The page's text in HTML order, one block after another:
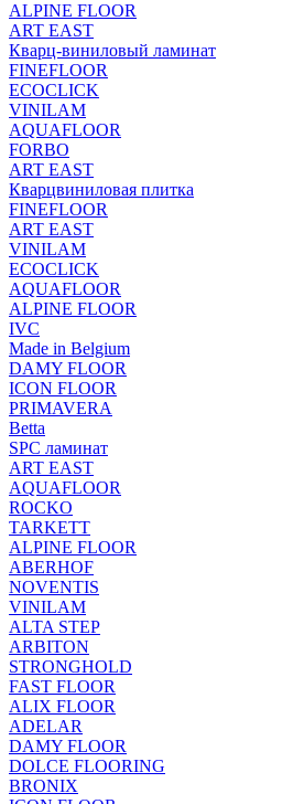
ALPINE FLOOR
ART EAST
Кварц-виниловый ламинат
FINEFLOOR
ECOCLICK
VINILAM
AQUAFLOOR
FORBO
ART EAST
Кварцвиниловая плитка
FINEFLOOR
ART EAST
VINILAM
ECOCLICK
AQUAFLOOR
ALPINE FLOOR
IVC
Made in Belgium
DAMY FLOOR
ICON FLOOR
PRIMAVERA
Betta
SPC ламинат
ART EAST
AQUAFLOOR
ROCKO
TARKETT
ALPINE FLOOR
ABERHOF
NOVENTIS
VINILAM
ALTA STEP
ARBITON
STRONGHOLD
FAST FLOOR
ALIX FLOOR
ADELAR
DAMY FLOOR
DOLCE FLOORING
BRONIX